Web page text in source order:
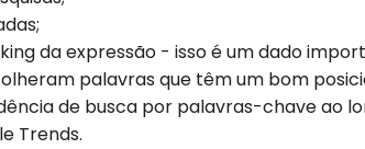
da expressão - isso é um dado
palavras que têm um bom
de busca por palavras-chave ao
Trends.